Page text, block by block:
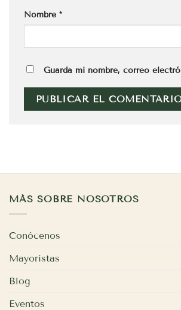
Nombre *
Guarda mi nombre, correo
MÁS SOBRE NOSOTROS
Conócenos
Mayoristas
Blog
Eventos